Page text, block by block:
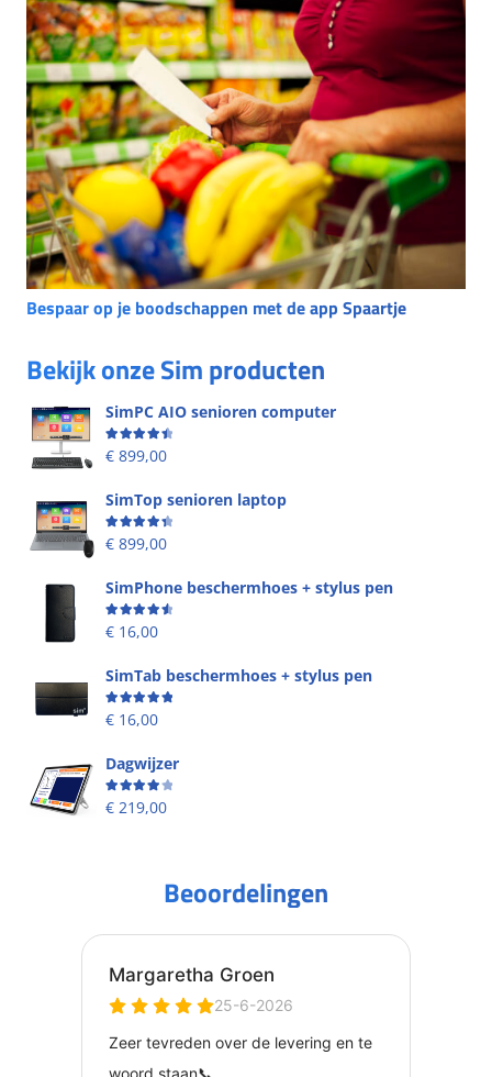
Bespaar op je boodschappen met de app Spaartje
Bekijk onze Sim producten
SimPC AIO senioren computer
Beoordeling
€ 899,00
SimTop senioren laptop
Beoordeling
€ 899,00
SimPhone beschermhoes + stylus pen
Beoordeling
€ 16,00
SimTab beschermhoes + stylus pen
Beoordeling
€ 16,00
Dagwijzer
Beoordeling
€ 219,00
Beoordelingen